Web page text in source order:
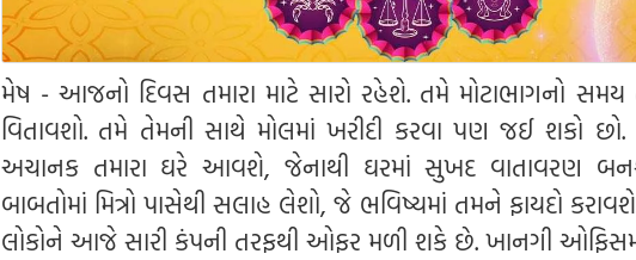
મેષ - આજનો દિવસ તમારા માટે સારો રહેશે. તમે મોટાભાગનો સમય
વિતાવશો. તમે તેમની સાથે મોલમાં ખરીદી કરવા પણ જઈ શકો
અચાનક તમારા ઘરે આવશે, જેનાથી ઘરમાં સુખદ વાતાવરણ
બાબતોમાં મિત્રો પાસેથી સલાહ લેશો, જે ભવિષ્યમાં તમને ફાયદો
લોકોને આજે સારી કંપની તરફથી ઓફર મળી શકે છે. ખાનગી